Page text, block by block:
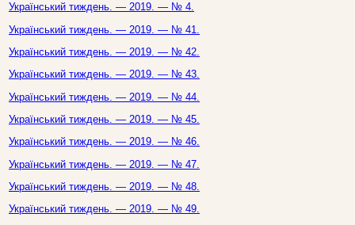
Український тиждень. — 2019. — № 4.
Український тиждень. — 2019. — № 41.
Український тиждень. — 2019. — № 42.
Український тиждень. — 2019. — № 43.
Український тиждень. — 2019. — № 44.
Український тиждень. — 2019. — № 45.
Український тиждень. — 2019. — № 46.
Український тиждень. — 2019. — № 47.
Український тиждень. — 2019. — № 48.
Український тиждень. — 2019. — № 49.